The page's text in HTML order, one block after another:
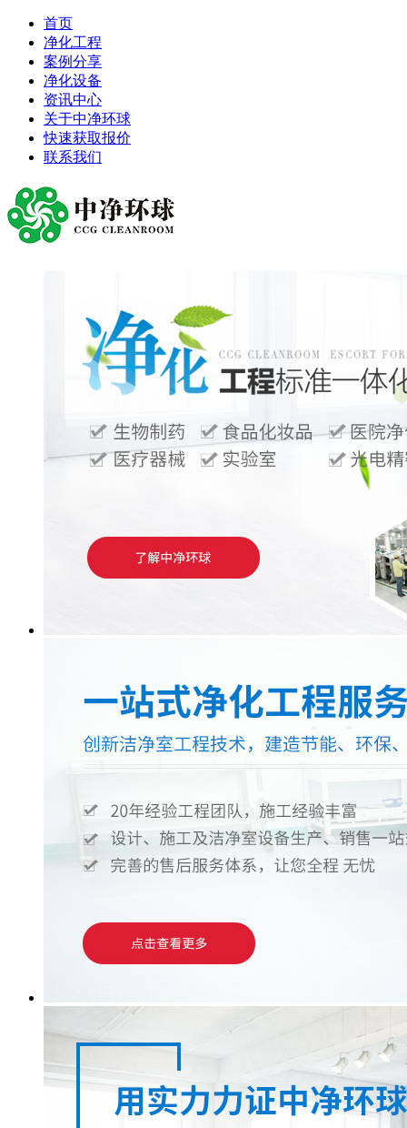
首页
净化工程
案例分享
净化设备
资讯中心
关于中净环球
快速获取报价
联系我们